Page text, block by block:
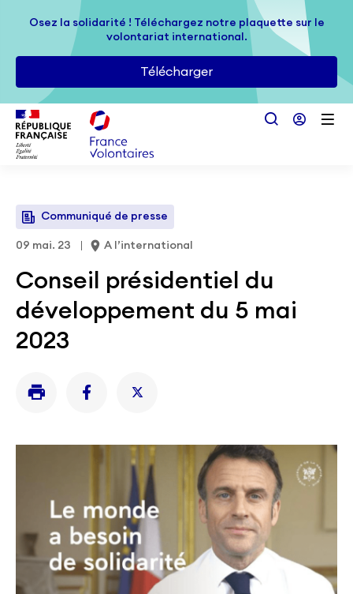
Passer au contenu principal
Osez la solidarité ! Téléchargez notre plaquette sur le
volontariat international.
Télécharger
Osez la solidarité ! Téléchargez notre plaquette sur le
volontariat international.
Télécharger
Communiqué de presse
09 mai. 23 A l’international
Conseil présidentiel du
développement du 5 mai
2023